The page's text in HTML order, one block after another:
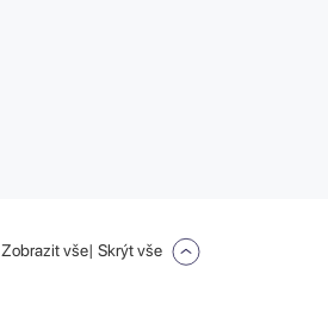
Zobrazit vše| Skrýt vše